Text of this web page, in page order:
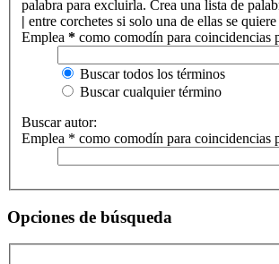
palabra para excluirla. Crea una lista de
| entre corchetes si solo una de ellas se
Emplea * como comodín para coincidencias
Buscar todos los términos
Buscar cualquier término
Buscar autor:
Emplea * como comodín para coincidencias
Opciones de búsqueda